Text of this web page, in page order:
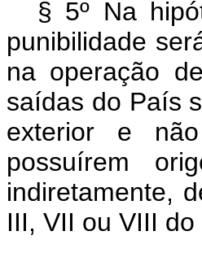
§ 5º Na
punibilidade
na operação
saídas do País
exterior e
possuírem
indiretamente,
III, VII ou VIII do